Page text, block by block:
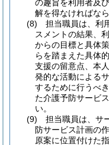
の趣旨を利用者及
解を得なければなら
(8)
担当職員は、利
スメントの結果、
からの目標と具体
らを踏まえた具体
支援の留意点、本
発的な活動による
するために行うべ
た介護予防サービ
い。
(9)
担当職員は、サ
防サービス計画の
原案に位置付けた